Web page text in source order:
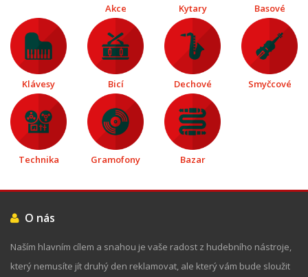
Akce Kytary Basové
Klávesy Bicí Dechové Smyčcové
Technika Gramofony Bazar
O nás
Naším hlavním cílem a snahou je vaše radost z hudebního nástroje,
který nemusíte jít druhý den reklamovat, ale který vám bude sloužit